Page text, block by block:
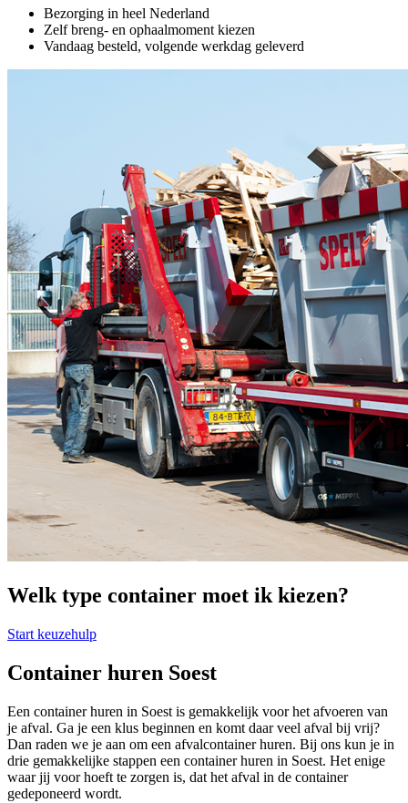
Bezorging in heel Nederland
Zelf breng- en ophaalmoment kiezen
Vandaag besteld, volgende werkdag geleverd
Welk type container moet ik kiezen?
Start keuzehulp
Container huren Soest
Een container huren in Soest is gemakkelijk voor het afvoeren van
je afval. Ga je een klus beginnen en komt daar veel afval bij vrij?
Dan raden we je aan om een afvalcontainer huren. Bij ons kun je in
drie gemakkelijke stappen een container huren in Soest. Het enige
waar jij voor hoeft te zorgen is, dat het afval in de container
gedeponeerd wordt.